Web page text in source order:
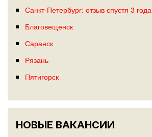
Санкт-Петербург: отзыв спустя 3
Благовещенск
Саранск
Рязань
Пятигорск
НОВЫЕ ВАКАНСИИ